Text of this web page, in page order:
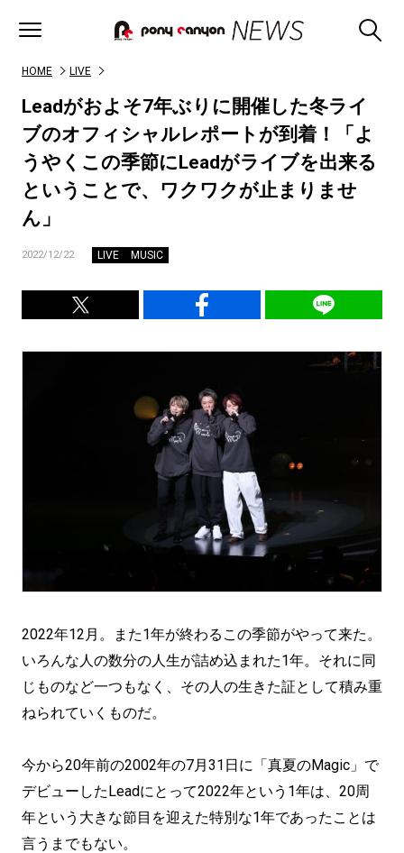
HOME LIVE
Leadがおよそ7年ぶりに開催した冬ライ
ブのオフィシャルレポートが到着！「よ
うやくこの季節にLeadがライブを出来る
ということで、ワクワクが止まりませ
ん」
2022/12/22 LIVE MUSIC
2022年12月。また1年が終わるこの季節がやって来た。
いろんな人の数分の人生が詰め込まれた1年。それに同
じものなど一つもなく、その人の生きた証として積み重
ねられていくものだ。
今から20年前の2002年の7月31日に「真夏のMagic」で
デビューしたLeadにとって2022年という1年は、20周
年という大きな節目を迎えた特別な1年であったことは
言うまでもない。